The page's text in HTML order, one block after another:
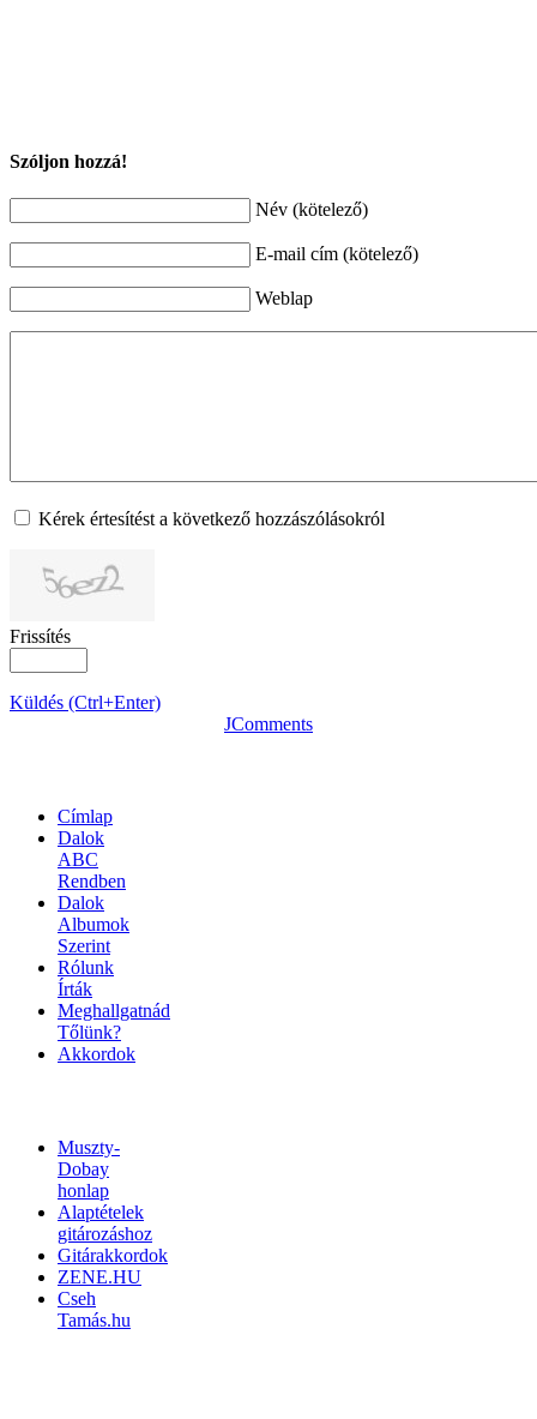
Szóljon hozzá!
Név (kötelező)
E-mail cím (kötelező)
Weblap
Kérek értesítést a következő hozzászólásokról
Frissítés
Küldés (Ctrl+Enter)
JComments
Címlap
Dalok
ABC
Rendben
Dalok
Albumok
Szerint
Rólunk
Írták
Meghallgatnád
Tőlünk?
Akkordok
Muszty-
Dobay
honlap
Alaptételek
gitározáshoz
Gitárakkordok
ZENE.HU
Cseh
Tamás.hu